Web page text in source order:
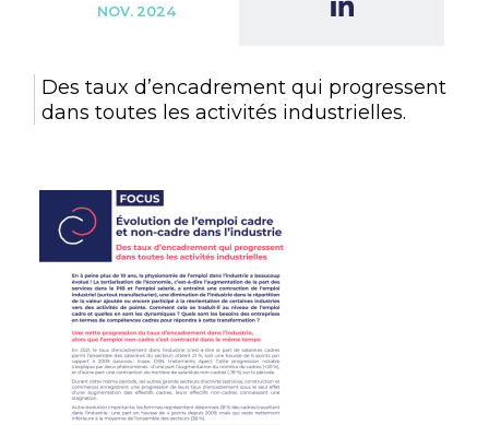
NOV. 2024
Des taux d’encadrement qui progressent
dans toutes les activités industrielles.